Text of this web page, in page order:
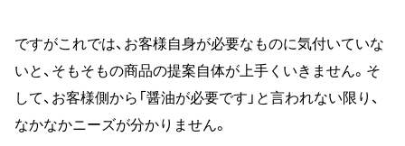
ですがこれでは、お客様自身が必要なものに気付いていな
いと、そもそもの商品の提案自体が上手くいきません。そ
して、お客様側から「醤油が必要です」と言われない限り、
なかなかニーズが分かりません。